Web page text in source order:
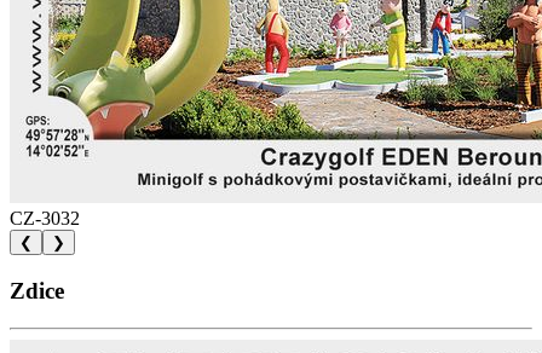
CZ-3032
❮ ❯
Zdice